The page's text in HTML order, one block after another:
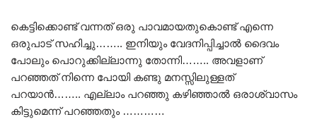
കെട്ടിക്കൊണ്ട് വന്നത് ഒരു പാവമായതുകൊണ്ട് എന്നെ
ഒരുപാട് സഹിച്ചു…….. ഇനിയും വേദനിപ്പിച്ചാൽ ദൈവം
പോലും പൊറുക്കില്ലാന്നു തോന്നി…….. അവളാണ്
പറഞ്ഞത് നിന്നെ പോയി കണ്ടു മനസ്സിലുള്ളത്
പറയാൻ…….. എല്ലാം പറഞ്ഞു കഴിഞ്ഞാൽ ഒരാശ്വാസം
കിട്ടുമെന്ന് പറഞ്ഞതും …………